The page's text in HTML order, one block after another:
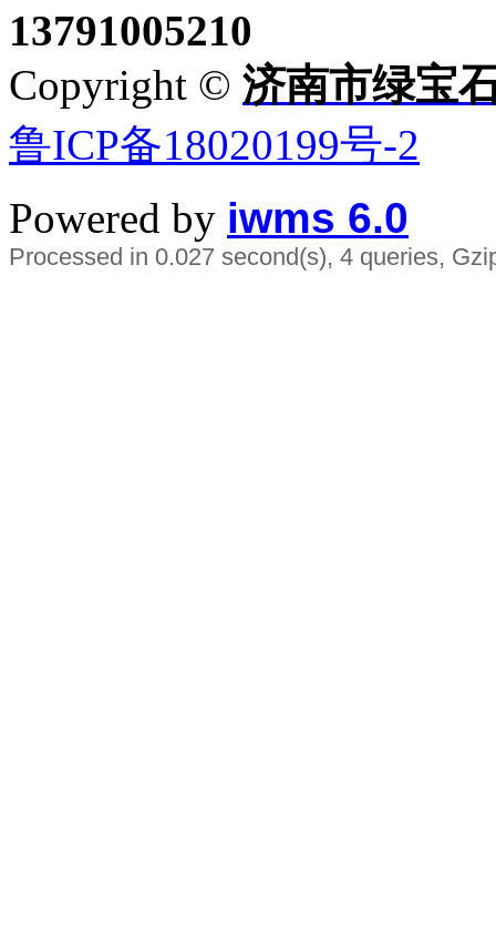
13791005210
Copyright © 济南市绿宝
鲁ICP备18020199号-2
Powered by iwms 6.0
Processed in 0.027 second(s), 4 queries,